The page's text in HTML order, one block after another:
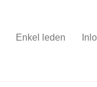
Enkel leden